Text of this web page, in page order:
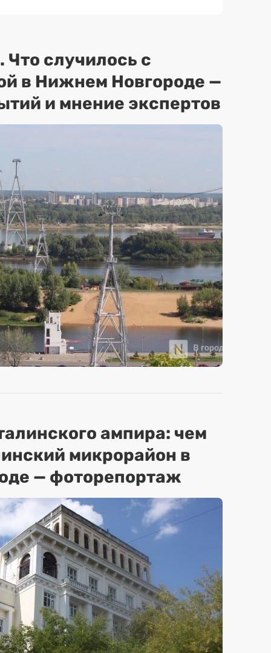
случилось с
в Нижнем Новгороде —
и мнение экспертов
ампира: чем
микрорайон в
— фоторепортаж